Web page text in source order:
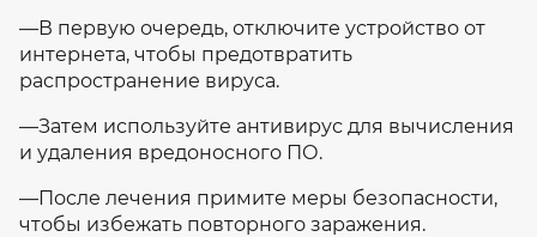
—В первую очередь, отключите устройство от
интернета, чтобы предотвратить
распространение вируса.
—Затем используйте антивирус для вычисления
и удаления вредоносного ПО.
—После лечения примите меры безопасности,
чтобы избежать повторного заражения.